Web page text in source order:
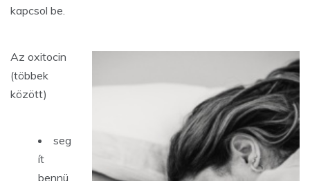
kapcsol be.
Az oxitocin
(többek
között)
seg
ít
bennü